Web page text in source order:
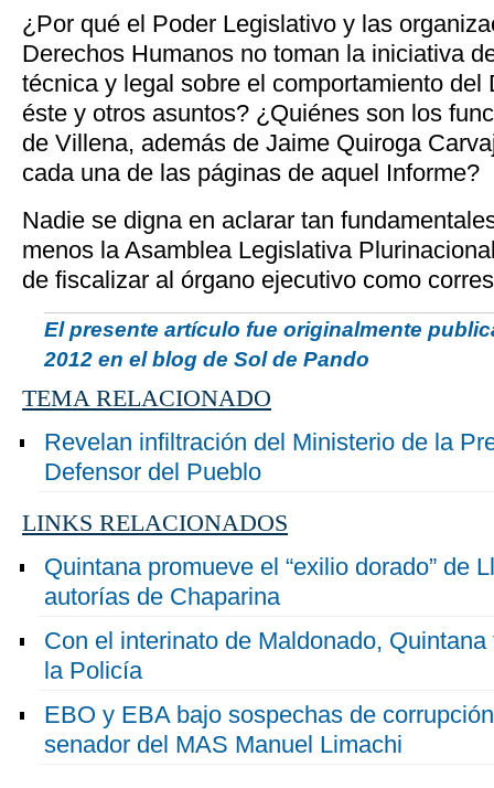
¿Por qué el Poder Legislativo y las
Derechos Humanos no toman la iniciativa
técnica y legal sobre el comportamiento del
éste y otros asuntos? ¿Quiénes son los
de Villena, además de Jaime Quiroga
cada una de las páginas de aquel Informe?
Nadie se digna en aclarar tan
menos la Asamblea Legislativa
de fiscalizar al órgano ejecutivo como
El presente artículo fue originalmente
2012 en el blog de Sol de Pando
TEMA RELACIONADO
Revelan infiltración del Ministerio de la
Defensor del Pueblo
LINKS RELACIONADOS
Quintana promueve el “exilio dorado” de
autorías de Chaparina
Con el interinato de Maldonado,
la Policía
EBO y EBA bajo sospechas de
senador del MAS Manuel Limachi